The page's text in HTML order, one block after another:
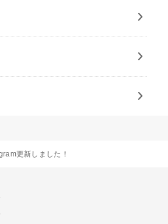
更新しました！